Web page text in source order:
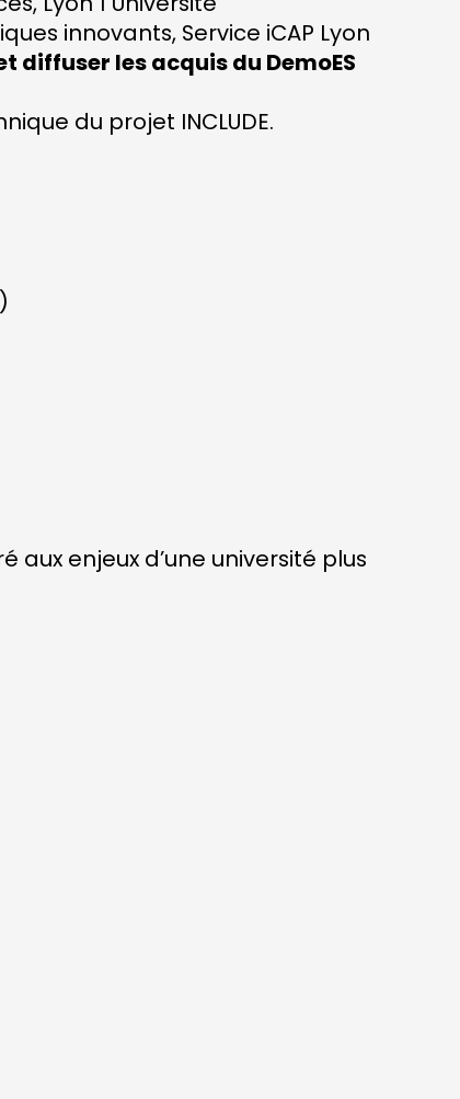
innovants, Service iCAP Lyon
diffuser les acquis du DemoES
du projet INCLUDE.
enjeux d’une université plus